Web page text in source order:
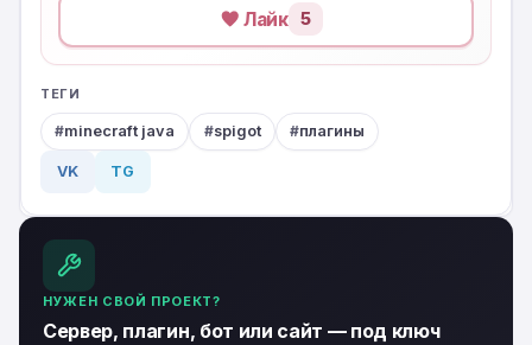
Лайк 5
ТЕГИ
minecraft java spigot плагины
VK TG
НУЖЕН СВОЙ ПРОЕКТ?
Сервер, плагин, бот или сайт — под ключ